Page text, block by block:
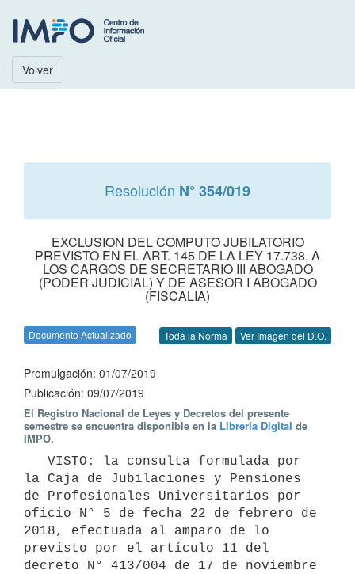
Volver
Resolución N° 354/019
EXCLUSION DEL COMPUTO JUBILATORIO
PREVISTO EN EL ART. 145 DE LA LEY 17.738, A
LOS CARGOS DE SECRETARIO III ABOGADO
(PODER JUDICIAL) Y DE ASESOR I ABOGADO
(FISCALIA)
Documento Actualizado Toda la Norma Ver Imagen del D.O.
Promulgación: 01/07/2019
Publicación: 09/07/2019
El Registro Nacional de Leyes y Decretos del presente
semestre se encuentra disponible en la Librería Digital de
IMPO.
la Caja de Jubilaciones y Pensiones
de Profesionales Universitarios por
oficio N° 5 de fecha 22 de febrero de
2018, efectuada al amparo de lo
previsto por el artículo 11 del
decreto N° 413/004 de 17 de noviembre